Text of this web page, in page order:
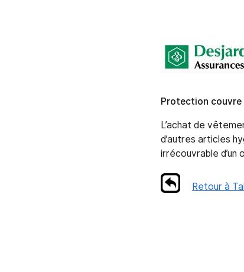
Protection couvre
L’achat de
d’autres articles
irrécouvrable d’un
Retour à